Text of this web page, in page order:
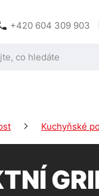
+420 604 309 903
Kuchyňské